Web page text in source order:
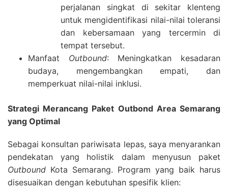
perjalanan singkat di sekitar klenteng
untuk mengidentifikasi nilai-nilai toleransi
dan kebersamaan yang tercermin di
tempat tersebut.
Manfaat Outbound: Meningkatkan kesadaran
budaya, mengembangkan empati, dan
memperkuat nilai-nilai inklusi.
Strategi Merancang Paket Outbond Area Semarang
yang Optimal
Sebagai konsultan pariwisata lepas, saya menyarankan
pendekatan yang holistik dalam menyusun paket
Outbound Kota Semarang. Program yang baik harus
disesuaikan dengan kebutuhan spesifik klien: